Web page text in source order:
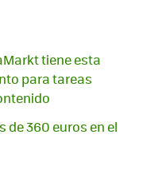
tiene esta
para tareas
de 360 euros en el